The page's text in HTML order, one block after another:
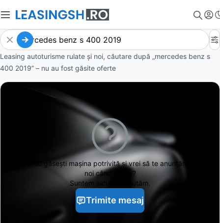
Leasing autoturisme rulate și noi, căutare după „mercedes benz s
400 2019” – nu au fost găsite oferte
Nu găseștimașina potrivită și vrei să te anunțăm
noi când apare?
Suntem aici să te ajutăm.
Trimite mesaj